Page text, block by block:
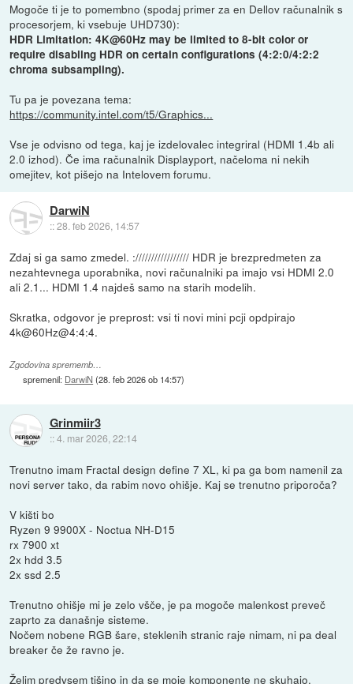
Mogoče ti je to pomembno (spodaj primer za en Dellov računalnik s
procesorjem, ki vsebuje UHD730):
HDR Limitation: 4K@60Hz may be limited to 8-bit color or
require disabling HDR on certain configurations (4:2:0/4:2:2
chroma subsampling).
Tu pa je povezana tema:
https://community.intel.com/t5/Graphics...
Vse je odvisno od tega, kaj je izdelovalec integriral (HDMI 1.4b ali
2.0 izhod). Če ima računalnik Displayport, načeloma ni nekih
omejitev, kot pišejo na Intelovem forumu.
DarwiN
::28. feb 2026, 14:57
Zdaj si ga samo zmedel. :///////////////// HDR je brezpredmeten za
nezahtevnega uporabnika, novi računalniki pa imajo vsi HDMI 2.0
ali 2.1... HDMI 1.4 najdeš samo na starih modelih.
Skratka, odgovor je preprost: vsi ti novi mini pcji opdpirajo
4k@60Hz@4:4:4.
Zgodovina sprememb…
spremenil: DarwiN(28. feb 2026 ob 14:57)
Grinmiir3
::4. mar 2026, 22:14
Trenutno imam Fractal design define 7 XL, ki pa ga bom namenil za
novi server tako, da rabim novo ohišje. Kaj se trenutno priporoča?
V kišti bo
Ryzen 9 9900X - Noctua NH-D15
rx 7900 xt
2x hdd 3.5
2x ssd 2.5
Trenutno ohišje mi je zelo všče, je pa mogoče malenkost preveč
zaprto za današnje sisteme.
Nočem nobene RGB šare, steklenih stranic raje nimam, ni pa deal
breaker če že ravno je.
Želim predvsem tišino in da se moje komponente ne skuhajo.